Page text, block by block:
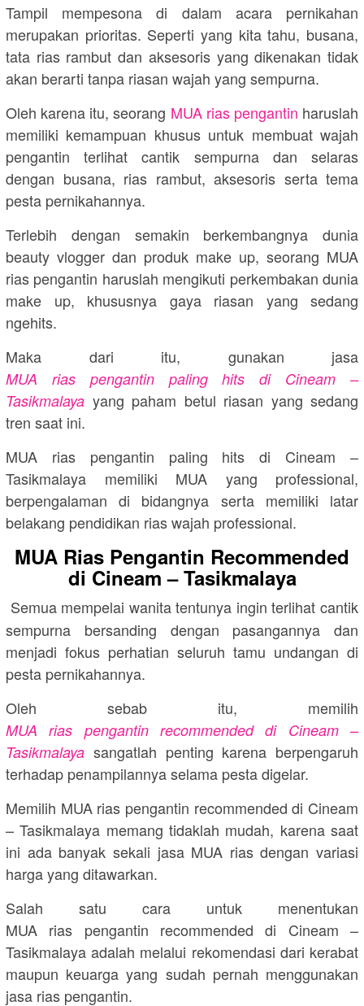
Tampil mempesona di dalam acara pernikahan
merupakan prioritas. Seperti yang kita tahu, busana,
tata rias rambut dan aksesoris yang dikenakan tidak
akan berarti tanpa riasan wajah yang sempurna.
Oleh karena itu, seorang MUA rias pengantin haruslah
memiliki kemampuan khusus untuk membuat wajah
pengantin terlihat cantik sempurna dan selaras
dengan busana, rias rambut, aksesoris serta tema
pesta pernikahannya.
Terlebih dengan semakin berkembangnya dunia
beauty vlogger dan produk make up, seorang MUA
rias pengantin haruslah mengikuti perkembakan dunia
make up, khususnya gaya riasan yang sedang
ngehits.
Maka dari itu, gunakan jasa
MUA rias pengantin paling hits di Cineam –
Tasikmalaya yang paham betul riasan yang sedang
tren saat ini.
MUA rias pengantin paling hits di Cineam –
Tasikmalaya memiliki MUA yang professional,
berpengalaman di bidangnya serta memiliki latar
belakang pendidikan rias wajah professional.
MUA Rias Pengantin Recommended
di Cineam – Tasikmalaya
Semua mempelai wanita tentunya ingin terlihat cantik
sempurna bersanding dengan pasangannya dan
menjadi fokus perhatian seluruh tamu undangan di
pesta pernikahannya.
Oleh sebab itu, memilih
MUA rias pengantin recommended di Cineam –
Tasikmalaya sangatlah penting karena berpengaruh
terhadap penampilannya selama pesta digelar.
Memilih MUA rias pengantin recommended di Cineam
– Tasikmalaya memang tidaklah mudah, karena saat
ini ada banyak sekali jasa MUA rias dengan variasi
harga yang ditawarkan.
Salah satu cara untuk menentukan
MUA rias pengantin recommended di Cineam –
Tasikmalaya adalah melalui rekomendasi dari kerabat
maupun keuarga yang sudah pernah menggunakan
jasa rias pengantin.